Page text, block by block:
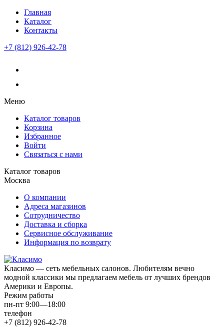
Главная
Каталог
Контакты
+7 (812) 926-42-78
Меню
Каталог товаров
Корзина
Избранное
Войти
Связаться с нами
Каталог товаров
Москва
О компании
Адреса магазинов
Сотрудничество
Доставка и сборка
Сервисное обслуживание
Информация по возврату
Класимо — cеть мебельных салонов. Любителям вечно
модной классики мы предлагаем мебель от лучших брендов
Америки и Европы.
Режим работы
пн-пт 9:00—18:00
телефон
+7 (812) 926-42-78